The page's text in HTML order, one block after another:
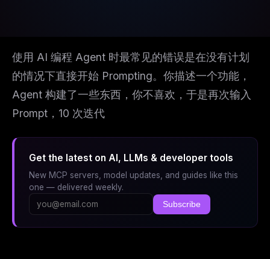
使用 AI 编程 Agent 时最常见的错误是在没有计划
的情况下直接开始 Prompting。你描述一个功能，
Agent 构建了一些东西，你不喜欢，于是再次输入
Prompt，10 次迭代
Get the latest on AI, LLMs & developer tools
New MCP servers, model updates, and guides like this
one — delivered weekly.
Subscribe